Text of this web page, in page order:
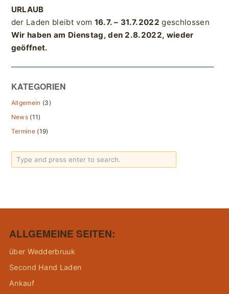
URLAUB
der Laden bleibt vom 16.7. – 31.7.2022geschlossen
Wir haben am Dienstag, den 2.8.2022, wieder
geöffnet.
KATEGORIEN
Allgemein (3)
News (11)
Termine (19)
ALLGEMEINE SEITEN:
über Wedderbruuk
Second Hand Laden
Ankauf